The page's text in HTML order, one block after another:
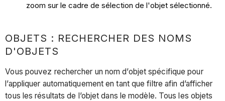
zoom sur le cadre de sélection de l'objet sélectionné.
OBJETS : RECHERCHER DES NOMS
D'OBJETS
Vous pouvez rechercher un nom d’objet spécifique pour
l’appliquer automatiquement en tant que filtre afin d’afficher
tous les résultats de l’objet dans le modèle. Tous les objets